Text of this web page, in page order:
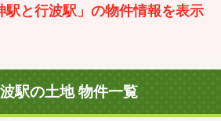
駅と行波駅」の物件情報を表示
駅の土地 物件一覧